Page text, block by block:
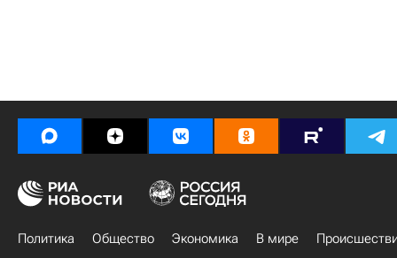
Политика Общество Экономика В мире